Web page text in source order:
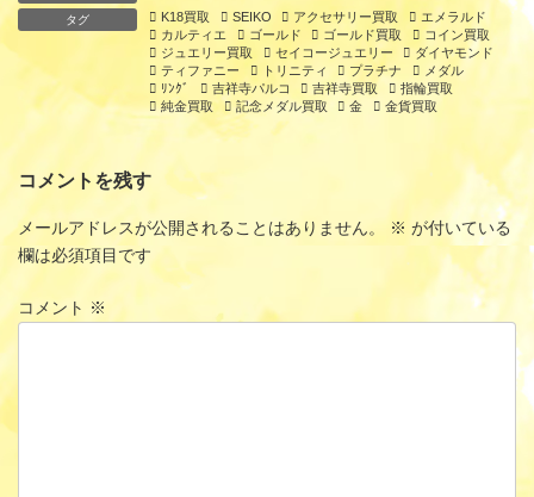
タグ K18買取 SEIKO アクセサリー買取
エメラルド
カルティエ
ゴールド ゴールド買取
コイン買取
ジュエリー買取
セイコージュエリー
ダイヤモンド
ティファニー
トリニティ プラチナ
メダル
ﾘﾝｸﾞ
吉祥寺パルコ 吉祥寺買取
指輪買取
純金買取
記念メダル買取 金 金貨買取
コメントを残す
メールアドレスが公開されることはありません。 ※ が付いている
欄は必須項目です
コメント ※